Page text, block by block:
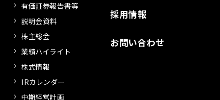
有価証券報告書等
説明会資料
株主総会
業績ハイライト
株式情報
IRカレンダー
中期経営計画
採用情報
お問い合わせ